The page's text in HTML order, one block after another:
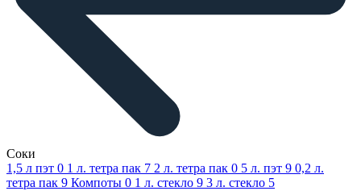
Соки
1,5 л пэт 0 1 л. тетра пак 7 2 л. тетра пак 0 5 л. пэт 9 0,2 л.
тетра пак 9 Компоты 0 1 л. стекло 9 3 л. стекло 5